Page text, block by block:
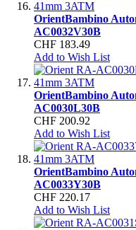
OrientBambino
AC0032V30B
CHF 183.49
Add to Wish List
OrientBambino
AC0030L30B
CHF 200.92
Add to Wish List
OrientBambino
AC0033Y30B
CHF 220.17
Add to Wish List